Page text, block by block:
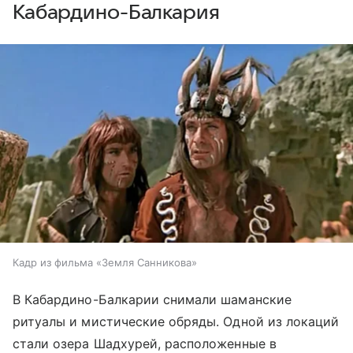
Кабардино-Балкария
Кадр из фильма «Земля Санникова»
В Кабардино-Балкарии снимали шаманские
ритуалы и мистические обряды. Одной из локаций
стали озера Шадхурей, расположенные в